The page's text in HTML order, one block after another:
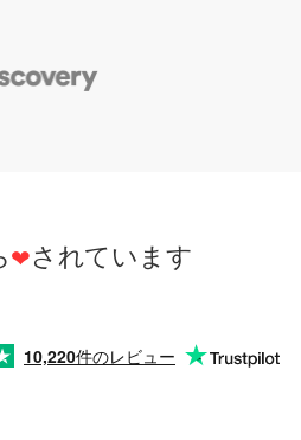
されています
10,220件のレビュー